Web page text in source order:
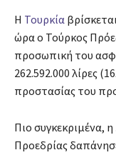
Η Τουρκία
ώρα ο Τούρκος
προσωπική του
262.592.000 λίρες
προστασίας του
Πιο συγκεκριμένα,
Προεδρίας